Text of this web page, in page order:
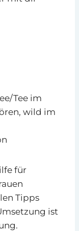
Tee im
wild im
für
Tipps
ist